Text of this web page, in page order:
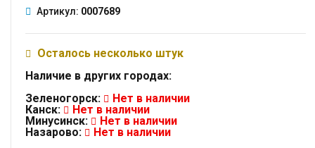
Артикул: 0007689
Осталось несколько штук
Наличие в других городах:
Зеленогорск:
Нет в наличии
Канск:
Нет в наличии
Минусинск:
Нет в наличии
Назарово:
Нет в наличии